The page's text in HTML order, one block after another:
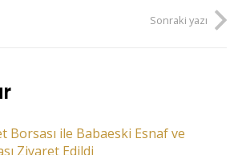
Sonraki yazı
Borsası ile Babaeski Esnaf ve
Ziyaret Edildi